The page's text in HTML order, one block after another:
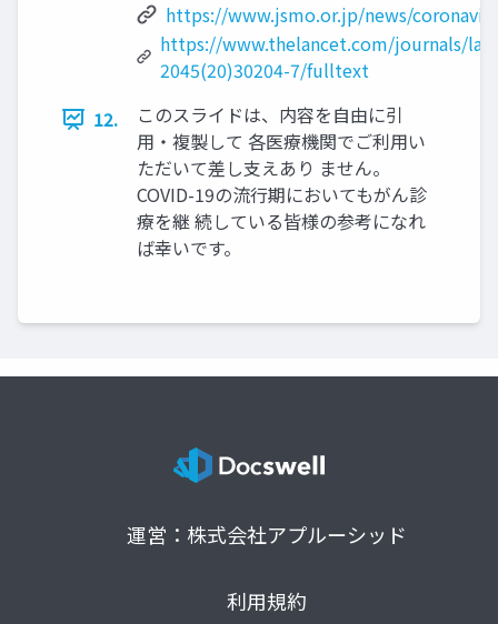
https://www.jsmo.or.jp/news/
https://www.thelancet.com/journals/
2045(20)30204-7/fulltext
12.
このスライドは、内容を自由に引
用・複製して 各医療機関でご利用い
ただいて差し支えあり ません。
COVID-19の流行期においてもがん診
療を継 続している皆様の参考になれ
ば幸いです。
運営：株式会社アプルーシッド
利用規約